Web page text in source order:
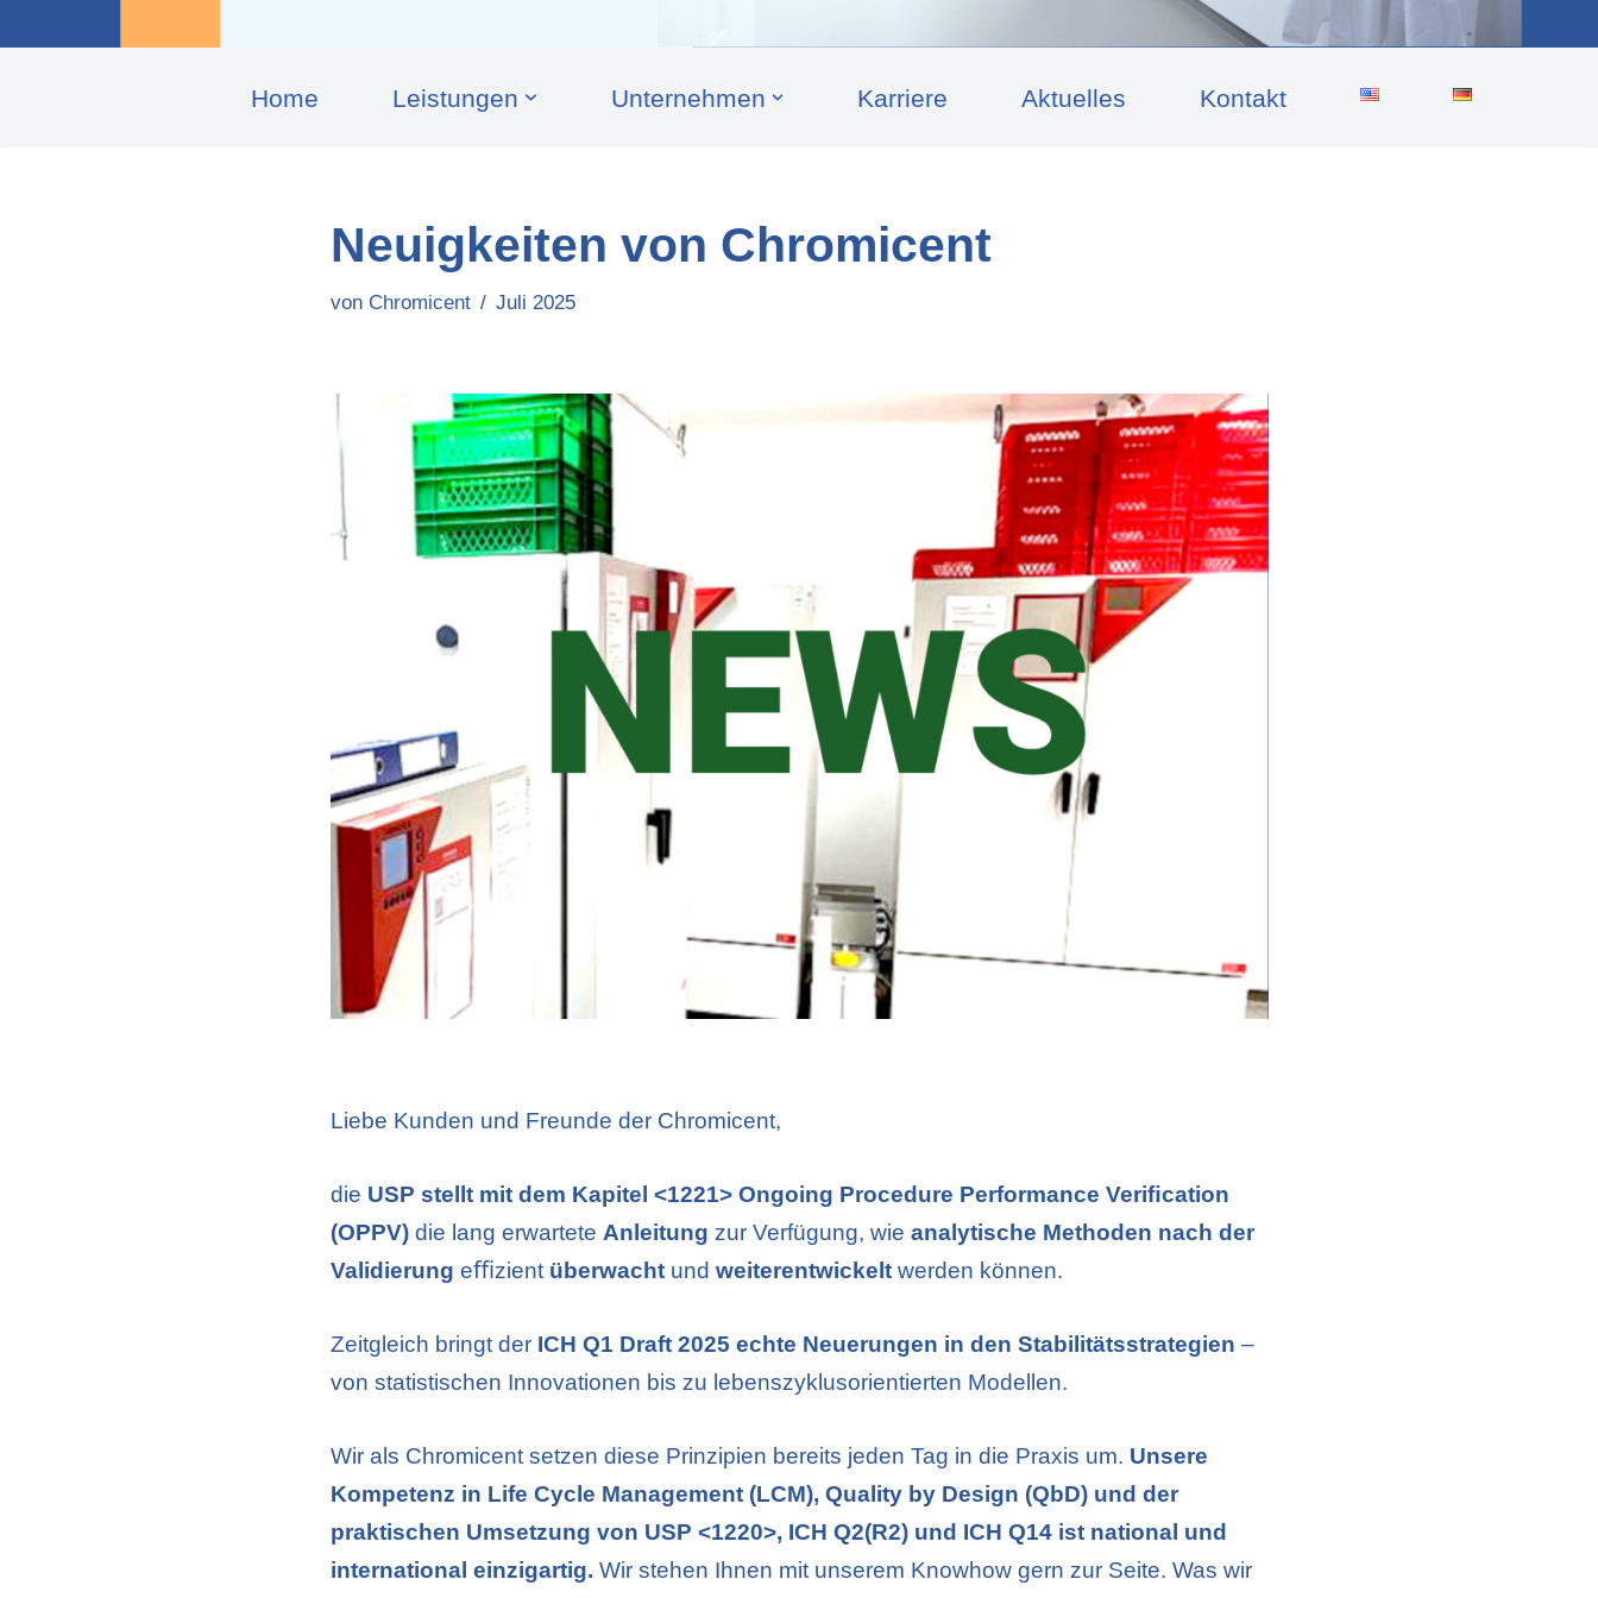
Home Leis­tungen Unternehmen Karriere Aktuelles Kontakt
Neuigkeiten von Chromicent
von Chromicent Juli 2025
Liebe Kunden und Freunde der Chromicent,
die USP stellt mit dem Kapitel <1221> Ongoing Procedure Performance Veriﬁcation
(OPPV) die lang erwartete Anleitung zur Verfügung, wie analytische Methoden nach der
Validierung eﬃzient überwachtund weiterentwickeltwerden können.
Zeitgleich bringt der ICH Q1 Draft 2025 echte Neuerungen in den Stabilitätsstrategien –
von statistischen Innovationen bis zu lebenszyklusorientierten Modellen.
Wir als Chromicent setzen diese Prinzipien bereits jeden Tag in die Praxis um. Unsere
Kompetenz in Life Cycle Management (LCM), Quality by Design (QbD) und der
praktischen Umsetzung von USP <1220>, ICH Q2(R2) und ICH Q14 ist national und
international einzigartig. Wir stehen Ihnen mit unserem Knowhow gern zur Seite. Was wir